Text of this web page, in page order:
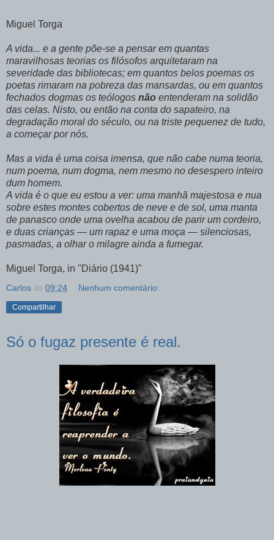
Miguel Torga
A vida... e a gente põe-se a pensar em quantas
maravilhosas teorias os filósofos arquitetaram na
severidade das bibliotecas; em quantos belos poemas os
poetas rimaram na pobreza das mansardas, ou em quantos
fechados dogmas os teólogos não entenderam na solidão
das celas. Nisto, ou então na conta do sapateiro, na
degradação moral do século, ou na triste pequenez de tudo,
a começar por nós.
Mas a vida é uma coisa imensa, que não cabe numa teoria,
num poema, num dogma, nem mesmo no desespero inteiro
dum homem.
A vida é o que eu estou a ver: uma manhã majestosa e nua
sobre estes montes cobertos de neve e de sol, uma manta
de panasco onde uma ovelha acabou de parir um cordeiro,
e duas crianças — um rapaz e uma moça — silenciosas,
pasmadas, a olhar o milagre ainda a fumegar.
Miguel Torga, in "Diário (1941)"
Carlos às 09:24 Nenhum comentário:
Compartilhar
Só o fugaz presente é real.